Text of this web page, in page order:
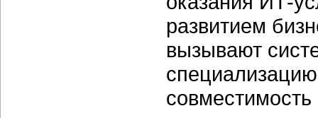
развитием
вызывают